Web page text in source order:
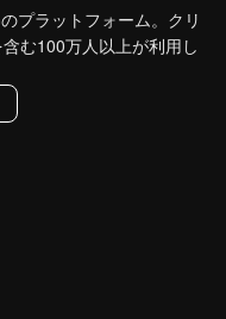
プラットフォーム。クリ
む100万人以上が利用し